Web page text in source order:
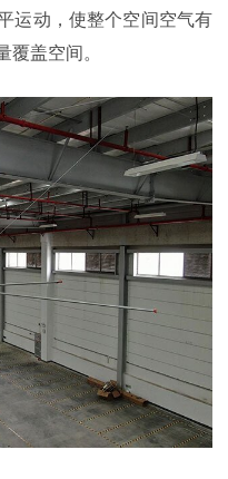
运动，使整个空间空气有
覆盖空间。